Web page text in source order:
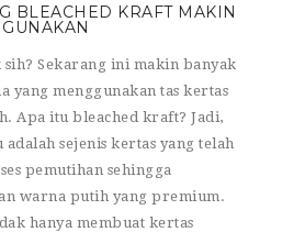
BLEACHED KRAFT MAKIN
sih? Sekarang ini makin banyak
yang menggunakan tas kertas
Apa itu bleached kraft? Jadi,
adalah sejenis kertas yang telah
pemutihan sehingga
warna putih yang premium.
hanya membuat kertas